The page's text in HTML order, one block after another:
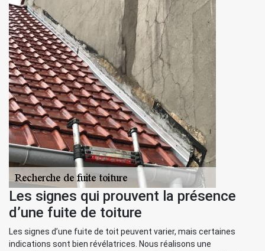
Les signes qui prouvent la présence
d’une fuite de toiture
Les signes d’une fuite de toit peuvent varier, mais certaines
indications sont bien révélatrices. Nous réalisons une